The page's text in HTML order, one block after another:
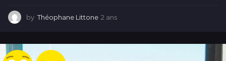
by Théophane Littone 2 ans
s